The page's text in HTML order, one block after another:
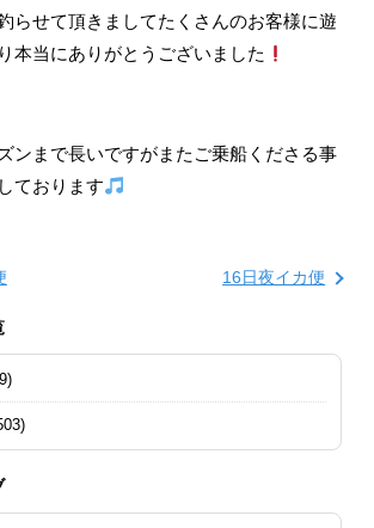
らせて頂きましてたくさんのお客様に遊
本当にありがとうございました
ンまで長いですがまたご乗船くださる事
ております
16日夜イカ便